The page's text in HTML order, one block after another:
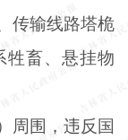
传输线路塔桅
牲畜、悬挂物
周围，违反国